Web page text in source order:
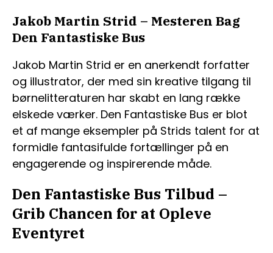
Jakob Martin Strid – Mesteren Bag
Den Fantastiske Bus
Jakob Martin Strid er en anerkendt forfatter
og illustrator, der med sin kreative tilgang til
børnelitteraturen har skabt en lang række
elskede værker. Den Fantastiske Bus er blot
et af mange eksempler på Strids talent for at
formidle fantasifulde fortællinger på en
engagerende og inspirerende måde.
Den Fantastiske Bus Tilbud –
Grib Chancen for at Opleve
Eventyret